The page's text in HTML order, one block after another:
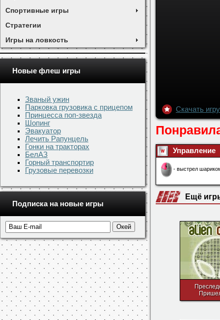
Спортивные игры
Стратегии
Игры на ловкость
Новые флеш игры
Званый ужин
Парковка грузовика с прицепом
Принцесса поп-звезда
Шопинг
Эвакуатор
Лечить Рапунцель
Гонки на тракторах
БелАЗ
Горный транспортир
Грузовые перевозки
Подписка на новые игры
Скачать
Управление
- выстрел